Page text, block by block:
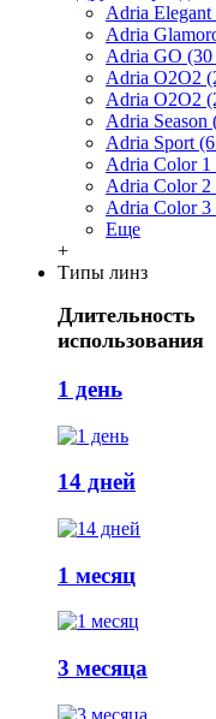
Adria
Adria
Adria GO (30
Adria O2O2
Adria O2O2
Adria
Adria Sport
Adria Сolor 1
Adria Сolor 2
Adria Сolor 3
Еще
+
Типы линз
Длительность
использования
1 день
14 дней
1 месяц
3 месяца